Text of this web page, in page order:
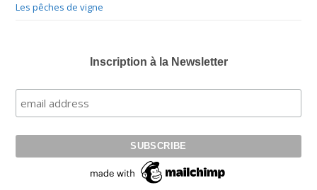
Les pêches de vigne
Inscription à la Newsletter